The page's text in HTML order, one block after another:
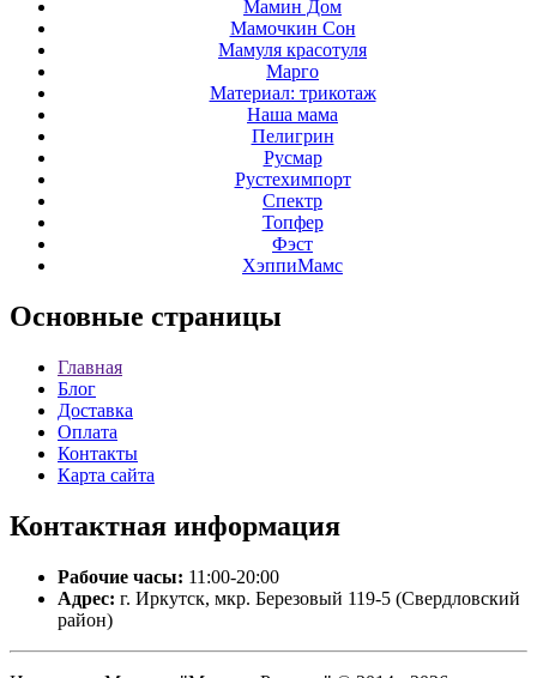
Мамин Дом
Мамочкин Сон
Мамуля красотуля
Марго
Материал: трикотаж
Наша мама
Пелигрин
Русмар
Рустехимпорт
Спектр
Топфер
Фэст
ХэппиМамс
Основные страницы
Главная
Блог
Доставка
Оплата
Контакты
Карта сайта
Контактная информация
Рабочие часы: 11:00-20:00
Адрес: г. Иркутск, мкр. Березовый 119-5 (Свердловский
район)